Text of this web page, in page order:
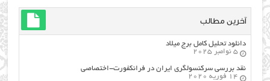
آخرین مطالب
دانلود تحلیل کامل برج میلاد
5 نوامبر 2025
نقد بررسی سرکنسولگری ایران در فرانکفورت-اختصاصی
14 فوریه 2020